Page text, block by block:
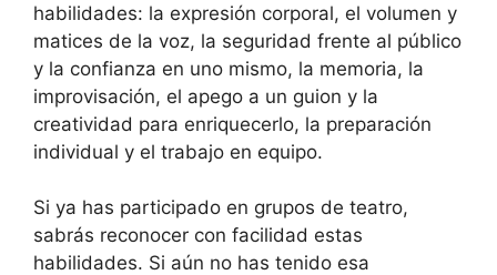
habilidades: la expresión corporal, el volumen y
matices de la voz, la seguridad frente al público
y la confianza en uno mismo, la memoria, la
improvisación, el apego a un guion y la
creatividad para enriquecerlo, la preparación
individual y el trabajo en equipo.
Si ya has participado en grupos de teatro,
sabrás reconocer con facilidad estas
habilidades. Si aún no has tenido esa